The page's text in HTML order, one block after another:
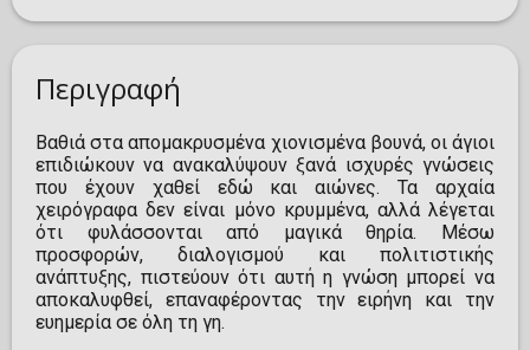
Περιγραφή
Βαθιά στα απομακρυσμένα χιονισμένα βουνά, οι άγιοι
επιδιώκουν να ανακαλύψουν ξανά ισχυρές γνώσεις
που έχουν χαθεί εδώ και αιώνες. Τα αρχαία
χειρόγραφα δεν είναι μόνο κρυμμένα, αλλά λέγεται
ότι φυλάσσονται από μαγικά θηρία. Μέσω
προσφορών, διαλογισμού και πολιτιστικής
ανάπτυξης, πιστεύουν ότι αυτή η γνώση μπορεί να
αποκαλυφθεί, επαναφέροντας την ειρήνη και την
ευημερία σε όλη τη γη.